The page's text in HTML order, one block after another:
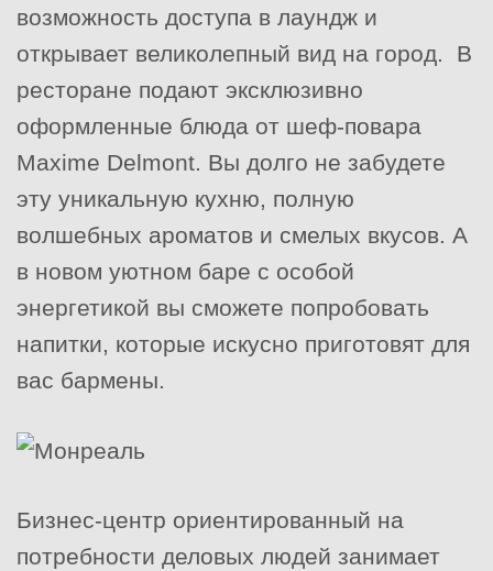
возможность доступа в лаундж и
открывает великолепный вид на город. В
ресторане подают эксклюзивно
оформленные блюда от шеф-повара
Maxime Delmont. Вы долго не забудете
эту уникальную кухню, полную
волшебных ароматов и смелых вкусов. А
в новом уютном баре с особой
энергетикой вы сможете попробовать
напитки, которые искусно приготовят для
вас бармены.
Бизнес-центр ориентированный на
потребности деловых людей занимает